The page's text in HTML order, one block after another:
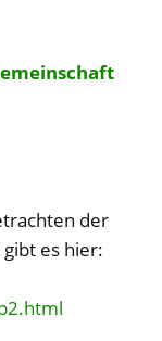
der
es hier: